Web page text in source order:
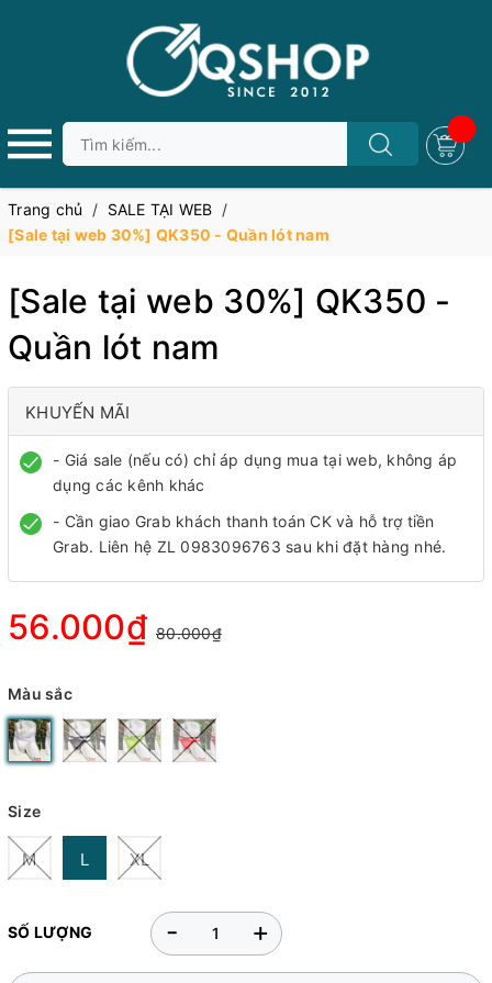
Trang chủ / SALE TẠI WEB /
[Sale tại web 30%] QK350 - Quần lót nam
[Sale tại web 30%] QK350 -
Quần lót nam
KHUYẾN MÃI
- Giá sale (nếu có) chỉ áp dụng mua tại web, không áp
dụng các kênh khác
- Cần giao Grab khách thanh toán CK và hỗ trợ tiền
Grab. Liên hệ ZL 0983096763 sau khi đặt hàng nhé.
56.000₫ 80.000₫
Màu sắc
Size
M L XL
SỐ LƯỢNG +
-